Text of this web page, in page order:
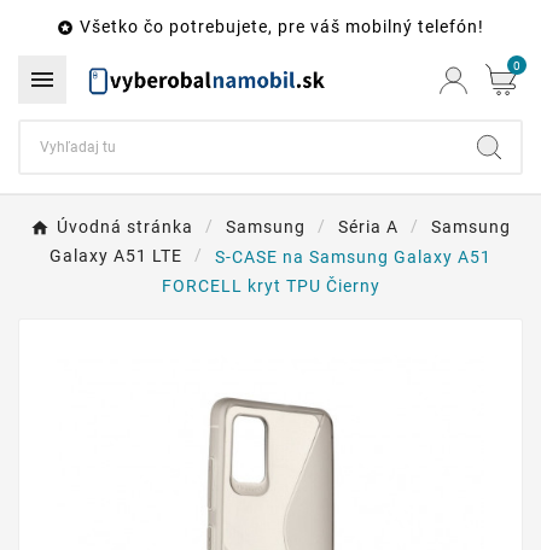
 Všetko čo potrebujete, pre váš mobilný telefón!
 0
Úvodná stránka Samsung Séria A
Samsung
Galaxy A51 LTE
S-CASE na Samsung Galaxy A51
FORCELL kryt TPU Čierny